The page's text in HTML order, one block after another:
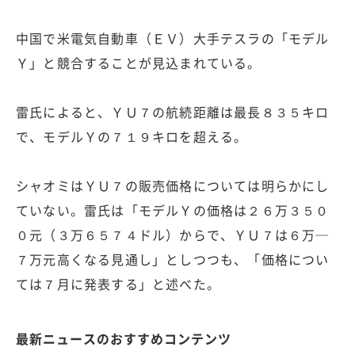
中国で米電気自動車（ＥＶ）大手テスラの「モデル
Ｙ」と競合することが見込まれている。
雷氏によると、ＹＵ７の航続距離は最長８３５キロ
で、モデルＹの７１９キロを超える。
シャオミはＹＵ７の販売価格については明らかにし
ていない。雷氏は「モデルＹの価格は２６万３５０
０元（３万６５７４ドル）からで、ＹＵ７は６万─
７万元高くなる見通し」としつつも、「価格につい
ては７月に発表する」と述べた。
最新ニュースのおすすめコンテンツ